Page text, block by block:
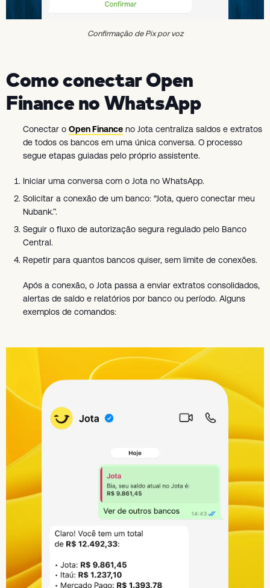
Confirmação de Pix por voz
Como conectar Open
Finance no WhatsApp
Conectar o Open Finance no Jota centraliza saldos e extratos
de todos os bancos em uma única conversa. O processo
segue etapas guiadas pelo próprio assistente.
Iniciar uma conversa com o Jota no WhatsApp.
Solicitar a conexão de um banco: “Jota, quero conectar meu
Nubank.”.
Seguir o fluxo de autorização segura regulado pelo Banco
Central.
Repetir para quantos bancos quiser, sem limite de conexões.
Após a conexão, o Jota passa a enviar extratos consolidados,
alertas de saldo e relatórios por banco ou período. Alguns
exemplos de comandos: